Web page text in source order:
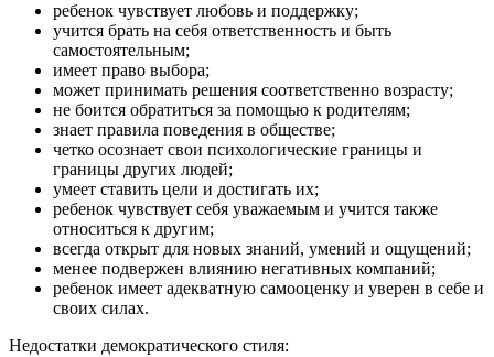
ребенок чувствует любовь и поддержку;
учится брать на себя ответственность и быть
самостоятельным;
имеет право выбора;
может принимать решения соответственно возрасту;
не боится обратиться за помощью к родителям;
знает правила поведения в обществе;
четко осознает свои психологические границы и
границы других людей;
умеет ставить цели и достигать их;
ребенок чувствует себя уважаемым и учится также
относиться к другим;
всегда открыт для новых знаний, умений и ощущений;
менее подвержен влиянию негативных компаний;
ребенок имеет адекватную самооценку и уверен в себе и
своих силах.
Недостатки демократического стиля: